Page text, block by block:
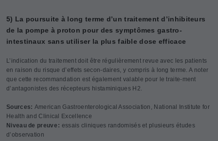
5) La poursuite à long terme d’un traitement d’inhibiteurs
de la pompe à proton pour des symptômes gastro-
intestinaux sans utiliser la plus faible dose efficace
L’indication du traitement doit être régulièrement revue avec les patients
en raison du risque d’effets secon-daires, y compris à long terme. A noter
que cette recommandation est également valable pour le traite-ment
d’antagonistes des récepteurs histaminiques H2.
Sources: American Gastroenterological Association, National Institute for
Health and Clinical Excellence
Niveau de preuve : essais cliniques randomisés et plusieurs études
d’observation